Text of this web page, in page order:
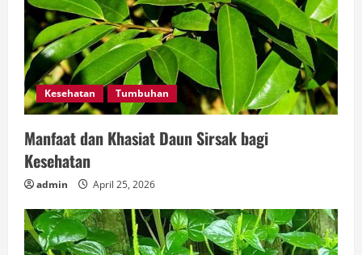
Kesehatan Tumbuhan
Manfaat dan Khasiat Daun Sirsak bagi
Kesehatan
admin April 25, 2026